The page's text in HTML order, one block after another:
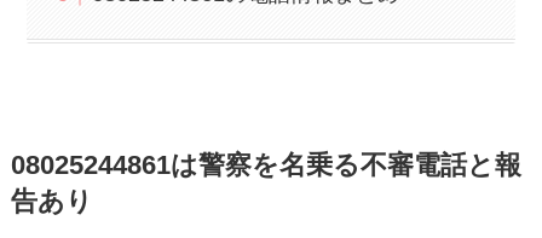
08025244861は警察を名乗る不審電話と報
告あり